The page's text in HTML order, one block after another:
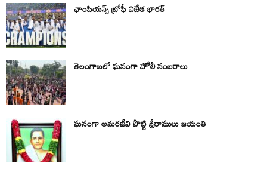
ఛాంపియన్స్ ట్రోఫీ విజేత భారత్
తెలంగాణలో ఘనంగా హోలీ సంబరాలు
ఘనంగా అమరజీవి పొట్టి శ్రీరాములు జయంతి